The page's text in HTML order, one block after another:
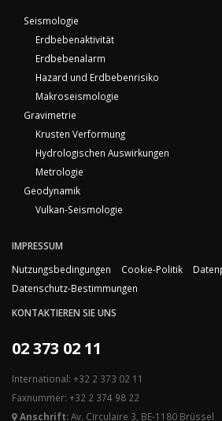
Seismologie
Erdbebenaktivität
Erdbebenalarm
Hazard und Erdbebenrisiko
Makroseismologie
Gravimetrie
Krusten Verformung
Hydrologischen Auswirkungen
Metrologie
Geodynamik
Vulkan-Seismologie
IMPRESSUM
Nutzungsbedingungen
Cookie-Politik
Datenschutz-Bestimmungen
KONTAKTIEREN SIE UNS
02 373 02 11
International: +32 2 373 02 11
Faxnummer: +32 2 374 98 22
Anschrift:Av. Circulaire 3, BE-1180 Brüssel